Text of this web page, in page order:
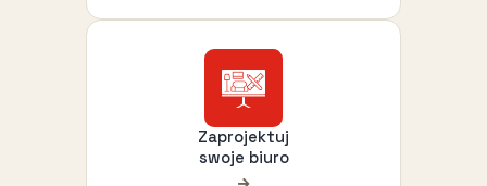
Zaprojektuj
swoje biuro